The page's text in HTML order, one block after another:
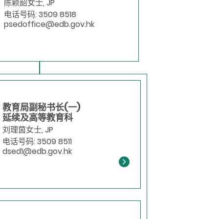
陈颖韶女士, JP
电话号码: 3509 8518
psedoffice@edb.gov.hk
教育局副秘书长(一)
延续及高等教育科
刘理茵女士, JP
电话号码: 3509 8511
dsed1@edb.gov.hk